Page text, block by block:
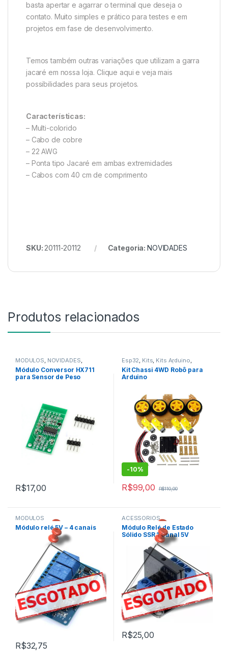
basta apertar e agarrar o terminal que deseja o
contato. Muito simples e prático para testes e em
projetos em fase de desenvolvimento.
Temos também outras variações que utilizam a garra
jacaré em nossa loja. Clique aqui e veja mais
possibilidades para seus projetos.
Características:
– Multi-colorido
– Cabo de cobre
– 22 AWG
– Ponta tipo Jacaré em ambas extremidades
– Cabos com 40 cm de comprimento
SKU: 20111-20112 Categoria: NOVIDADES
Produtos relacionados
MÓDULOS, NOVIDADES,
SENSORES SENSORES E
MÓDULOS
Módulo Conversor HX711
para Sensor de Peso
R$17,00
Esp32, Kits, Kits Arduino,
NOVIDADES ,ROBÓTICA E
MOTORES
Kit Chassi 4WD Robô para
Arduino
-10%
R$99,00 R$110,00
MÓDULOS
,
NOVIDADES
ROBÓTICA E MOTORES
SENSORES E MÓDULOS
Módulo relé 5V – 4 canais
R$32,75
ACESSÓRIOS
,
ARDUINO
,
NOVIDADES
Módulo Relé de Estado
Sólido SSR 1 Canal 5V
R$25,00